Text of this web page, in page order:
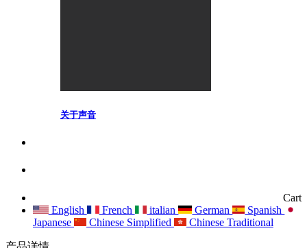
关于声音
Cart
English
French italian German
Spanish
Japanese
Chinese Simplified Chinese Traditional